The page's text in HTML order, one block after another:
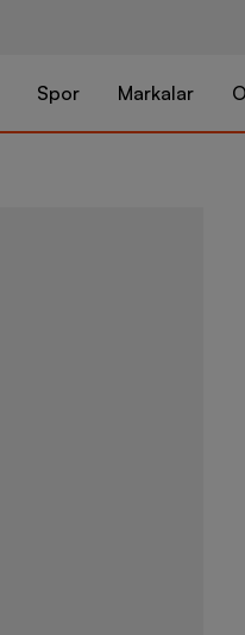
Spor Markalar
Nike Air